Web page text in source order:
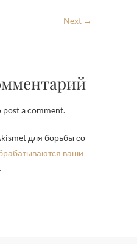
Next →
post a comment.
для борьбы со
ваши
.